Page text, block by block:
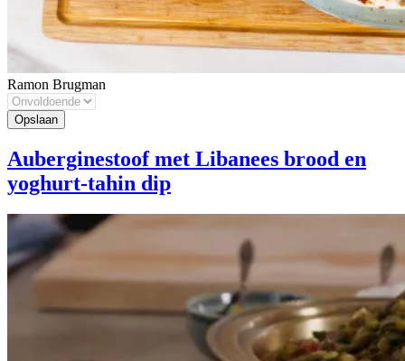
Ramon Brugman
Auberginestoof met Libanees brood en
yoghurt-tahin dip